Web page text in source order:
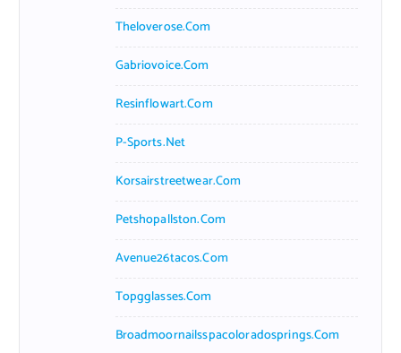
Theloverose.com
Gabriovoice.com
Resinflowart.com
P-Sports.net
Korsairstreetwear.com
Petshopallston.com
Avenue26tacos.com
Topgglasses.com
Broadmoornailsspacoloradosprings.com